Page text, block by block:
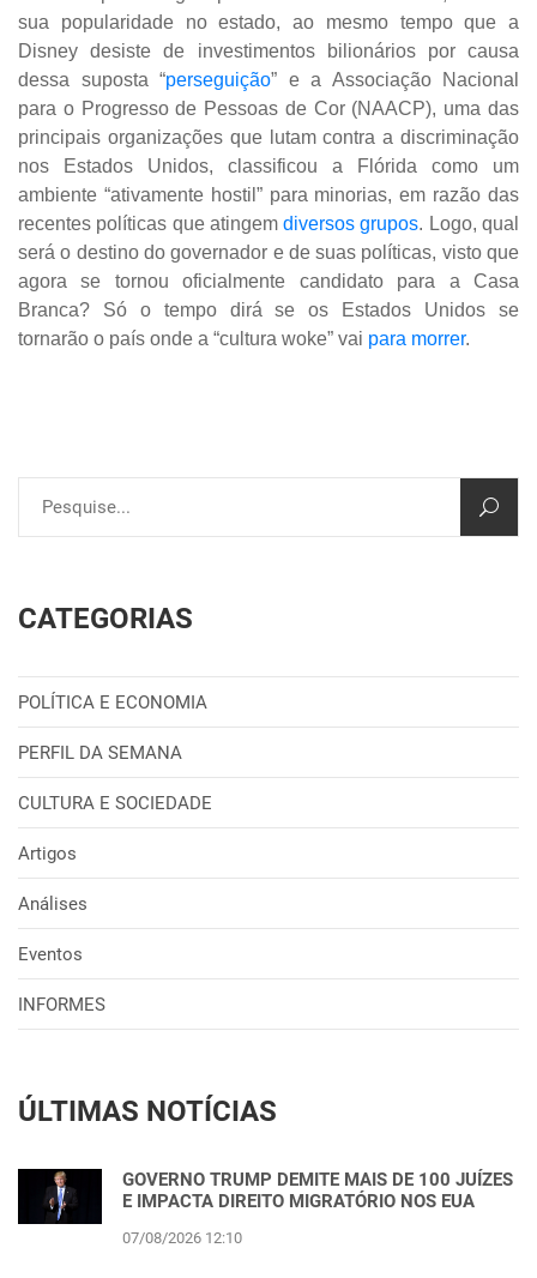
sua popularidade no estado, ao mesmo tempo que a
Disney desiste de investimentos bilionários por causa
dessa suposta “perseguição” e a Associação Nacional
para o Progresso de Pessoas de Cor (NAACP), uma das
principais organizações que lutam contra a discriminação
nos Estados Unidos, classificou a Flórida como um
ambiente “ativamente hostil” para minorias, em razão das
recentes políticas que atingemdiversos grupos. Logo, qual
será o destino do governador e de suas políticas, visto que
agora se tornou oficialmente candidato para a Casa
Branca? Só o tempo dirá se os Estados Unidos se
tornarão o país onde a “cultura woke” vai para morrer.
CATEGORIAS
POLÍTICA E ECONOMIA
PERFIL DA SEMANA
CULTURA E SOCIEDADE
Artigos
Análises
Eventos
INFORMES
ÚLTIMAS NOTÍCIAS
GOVERNO TRUMP DEMITE MAIS DE 100 JUÍZES
E IMPACTA DIREITO MIGRATÓRIO NOS EUA
07/08/2026 12:10